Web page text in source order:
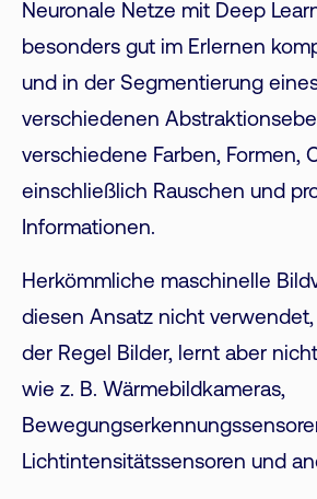
Neuronale Netze mit Deep
besonders gut im Erlernen
und in der Segmentierung
verschiedenen
verschiedene Farben, Formen,
einschließlich Rauschen und
Informationen.
Herkömmliche maschinelle
diesen Ansatz nicht
der Regel Bilder, lernt aber
wie z. B. Wärmebildkameras,
Lichtintensitätssensoren und